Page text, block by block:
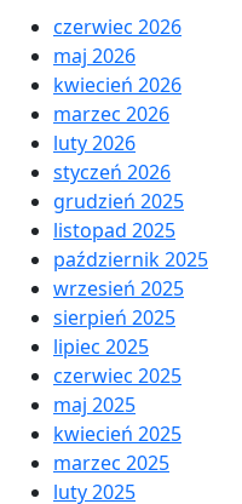
czerwiec 2026
maj 2026
kwiecień 2026
marzec 2026
luty 2026
styczeń 2026
grudzień 2025
listopad 2025
październik 2025
wrzesień 2025
sierpień 2025
lipiec 2025
czerwiec 2025
maj 2025
kwiecień 2025
marzec 2025
luty 2025